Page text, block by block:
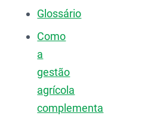
Glossário
Como
a
gestão
agrícola
complementa